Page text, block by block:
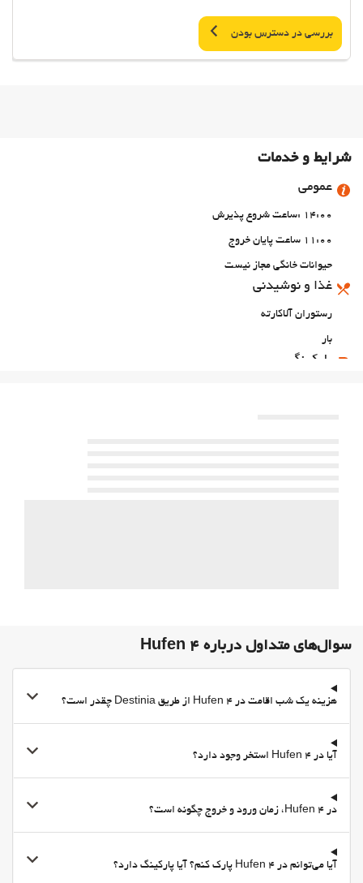
بررسی در دسترس بودن
شرایط و خدمات
عمومی
14:00 :ساعت شروع پذیرش
11:00 ساعت پایان خروج
حیوانات خانگی مجاز نیست
غذا و نوشیدنی
رستوران آلاکارته
بار
پارکینگ
سوال‌های متداول درباره 4 Hufen
هزینه یک شب اقامت در 4 Hufen از طریق Destinia چقدر است؟
آیا در 4 Hufen استخر وجود دارد؟
در 4 Hufen، زمان ورود و خروج چگونه است؟
آیا می‌توانم در 4 Hufen پارک کنم؟ آیا پارکینگ دارد؟